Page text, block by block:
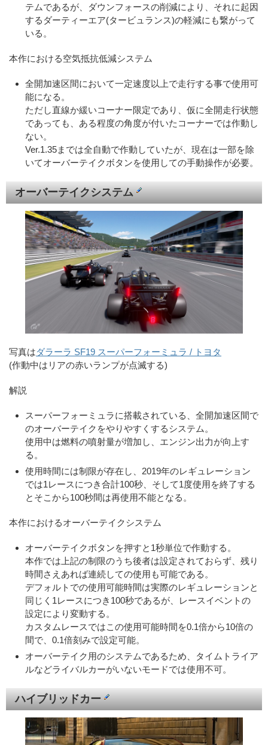
テムであるが、ダウンフォースの削減により、それに起因
するダーティーエア(タービュランス)の軽減にも繋がって
いる。
本作における空気抵抗低減システム
全開加速区間において一定速度以上で走行する事で使用可
能になる。
ただし直線か緩いコーナー限定であり、仮に全開走行状態
であっても、ある程度の角度が付いたコーナーでは作動し
ない。
Ver.1.35までは全自動で作動していたが、現在は一部を除
いてオーバーテイクボタンを使用しての手動操作が必要。
オーバーテイクシステム
写真はダラーラ SF19 スーパーフォーミュラ / トヨタ
(作動中はリアの赤いランプが点滅する)
解説
スーパーフォーミュラに搭載されている、全開加速区間で
のオーバーテイクをやりやすくするシステム。
使用中は燃料の噴射量が増加し、エンジン出力が向上す
る。
使用時間には制限が存在し、2019年のレギュレーション
では1レースにつき合計100秒、そして1度使用を終了する
とそこから100秒間は再使用不能となる。
本作におけるオーバーテイクシステム
オーバーテイクボタンを押すと1秒単位で作動する。
本作では上記の制限のうち後者は設定されておらず、残り
時間さえあれば連続しての使用も可能である。
デフォルトでの使用可能時間は実際のレギュレーションと
同じく1レースにつき100秒であるが、レースイベントの
設定により変動する。
カスタムレースではこの使用可能時間を0.1倍から10倍の
間で、0.1倍刻みで設定可能。
オーバーテイク用のシステムであるため、タイムトライア
ルなどライバルカーがいないモードでは使用不可。
ハイブリッドカー